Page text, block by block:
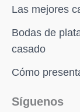
Las mejores
Bodas de
casado
Cómo
Síguenos